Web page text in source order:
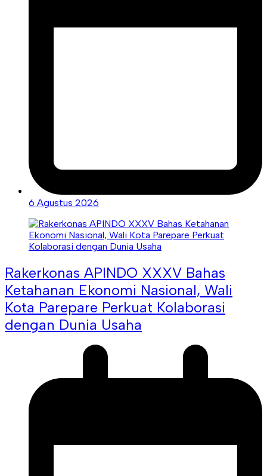
6 Agustus 2026
Rakerkonas APINDO XXXV Bahas
Ketahanan Ekonomi Nasional, Wali
Kota Parepare Perkuat Kolaborasi
dengan Dunia Usaha